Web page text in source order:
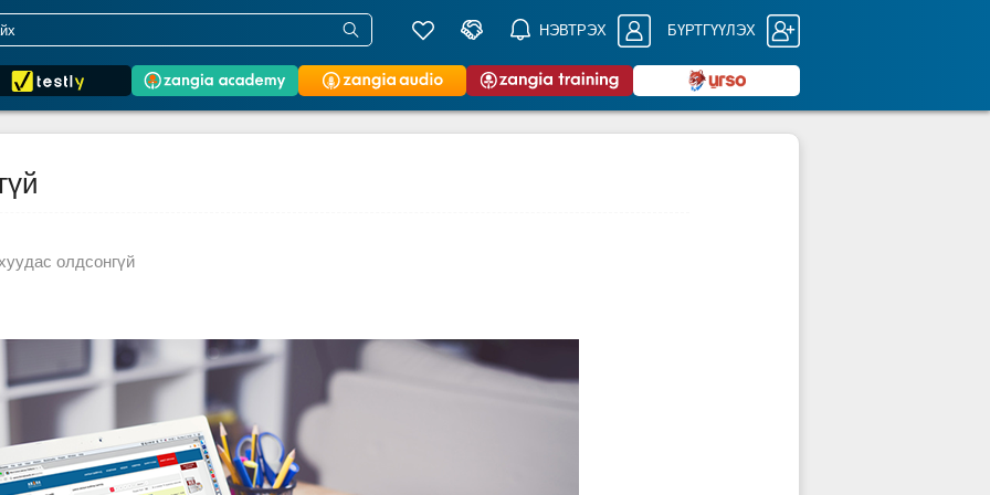
НЭВТРЭХ БҮРТГҮҮЛЭХ
олдсонгүй